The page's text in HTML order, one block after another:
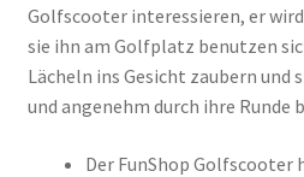
Golfscooter interessieren, er
sie ihn am Golfplatz benutzen
Lächeln ins Gesicht zaubern
und angenehm durch ihre Runde
Der FunShop Golfscooter